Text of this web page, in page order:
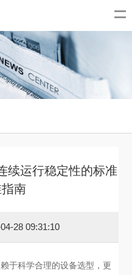
续运行稳定性的标准
南
28 09:31:10
于科学合理的设备选型，更